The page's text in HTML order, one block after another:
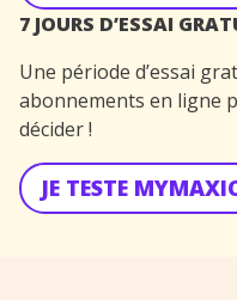
7 JOURS D’ESSAI
Une période d’essai
abonnements en ligne
décider !
JE TESTE